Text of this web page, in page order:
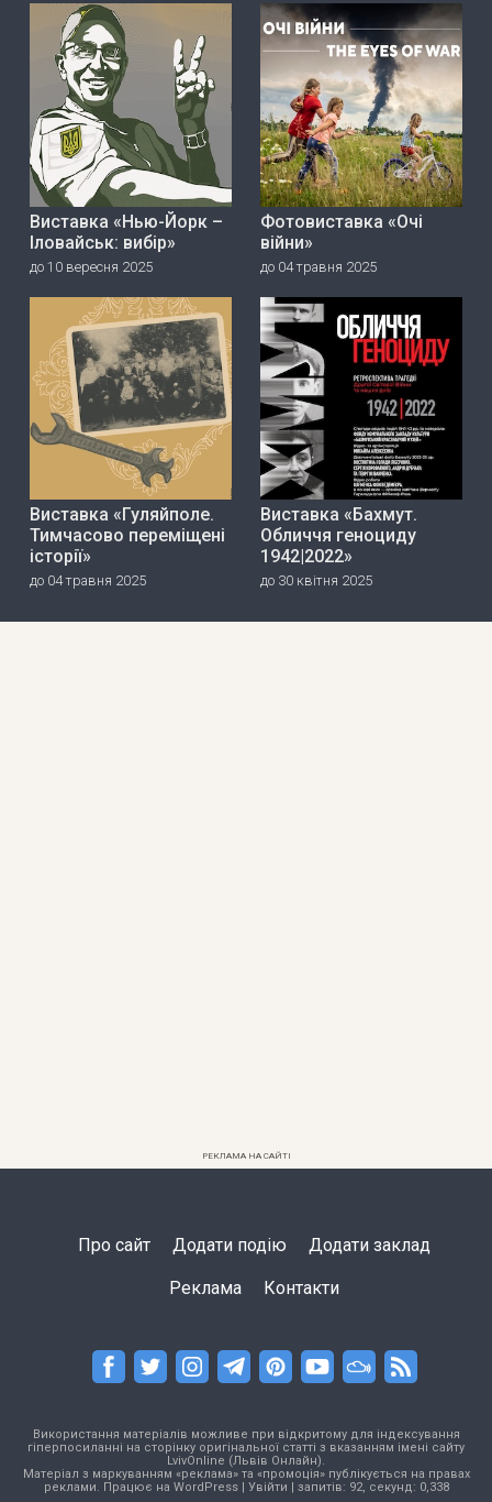
Виставка «Нью-Йорк –
Іловайськ: вибір»
до 10 вересня 2025
Фотовиставка «Очі
війни»
до 04 травня 2025
Виставка «Гуляйполе.
Тимчасово переміщені
історії»
до 04 травня 2025
Виставка «Бахмут.
Обличчя геноциду
1942|2022»
до 30 квітня 2025
РЕКЛАМА НА САЙТІ
Про сайт Додати подію Додати заклад
Реклама Контакти
Використання матеріалів можливе при відкритому для індексування
гіперпосиланні на сторінку оригінальної статті з вказанням імені сайту
LvivOnline (Львів Онлайн).
Матеріал з маркуванням «реклама» та «промоція» публікується на правах
реклами. Працює на WordPress| Увійти | запитів: 92, секунд: 0,338